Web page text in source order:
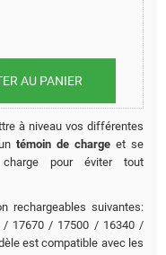
AU PANIER
à niveau vos différentes
témoin de charge et se
pour éviter tout
rechargeables suivantes:
17670 / 17500 / 16340 /
est compatible avec les